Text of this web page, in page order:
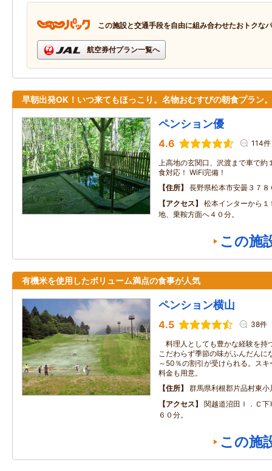
この施設と交通手段を自由に組み合わせたおトクな
航空券付プラン一覧へ
早朝出発OK！いつ来てもほっこり。名物おむすびの朝食プラン。
ペンション優
4.6 114件
上高地の玄関口、沢渡まで車で約
食対応！ WiFi完備！
住所
長野県松本市安曇３７８
アクセス
松本インターから
地、乗鞍方面へ４０分。
この施
有機米を使用したボリューム満点の食事が人気
ペンション横山
4.5 38件
料理人としても豊かな経験を持
こだわらず季節の味がふんだんに
～50％の割引が受けられる。ス
料金も用意。
住所
群馬県利根郡片品村東
アクセス
関越道沼田Ｉ．Ｃ
６０分。
この施